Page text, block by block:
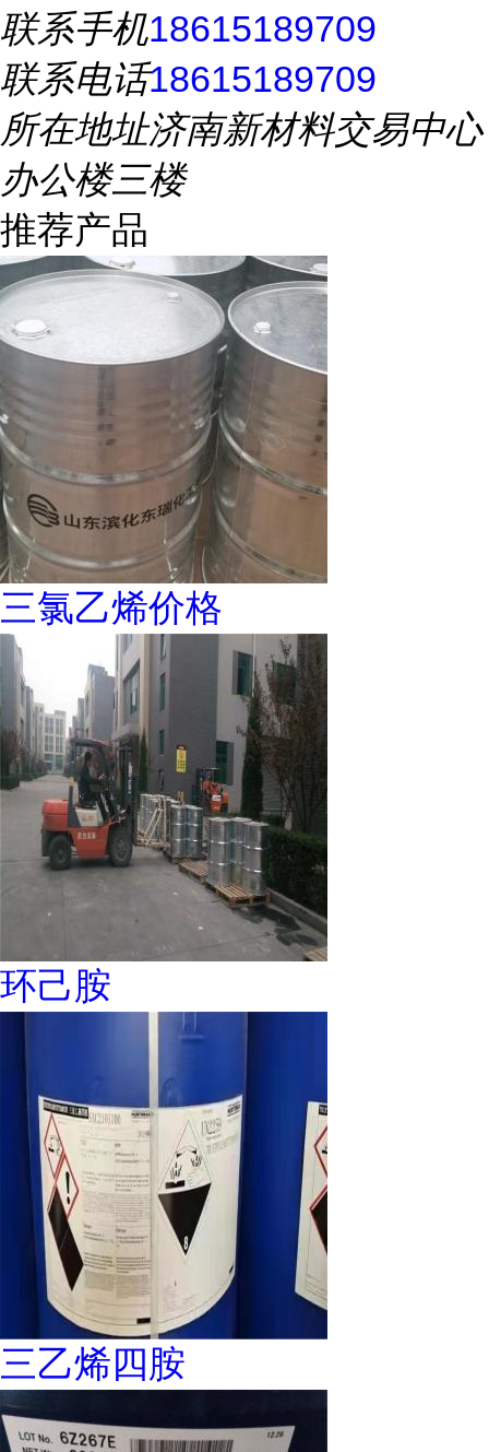
联系手机18615189709
联系电话18615189709
所在地址济南新材料交易中心
办公楼三楼
推荐产品
三氯乙烯价格
环己胺
三乙烯四胺